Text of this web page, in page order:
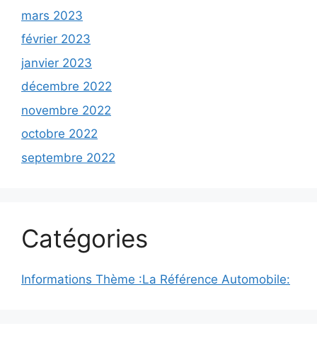
mars 2023
février 2023
janvier 2023
décembre 2022
novembre 2022
octobre 2022
septembre 2022
Catégories
Informations Thème :La Référence Automobile: